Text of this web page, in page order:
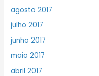
agosto 2017
julho 2017
junho 2017
maio 2017
abril 2017